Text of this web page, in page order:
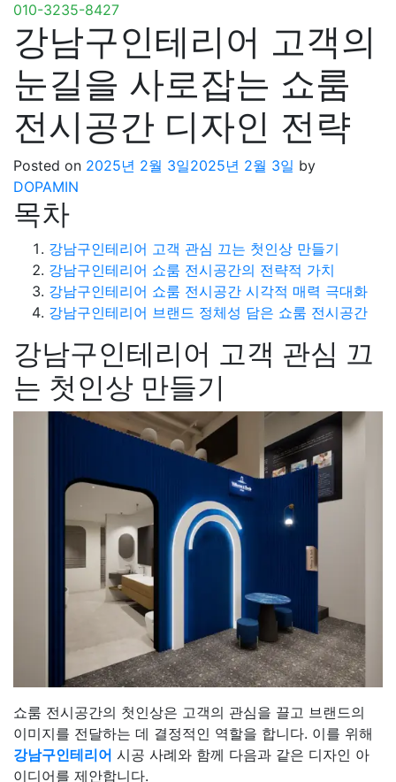
010-3235-8427
강남구인테리어 고객의
눈길을 사로잡는 쇼룸
전시공간 디자인 전략
Posted on 2025년 2월 3일2025년 2월 3일 by
DOPAMIN
목차
강남구인테리어 고객 관심 끄는 첫인상 만들기
강남구인테리어 쇼룸 전시공간의 전략적 가치
강남구인테리어 쇼룸 전시공간 시각적 매력 극대화
강남구인테리어 브랜드 정체성 담은 쇼룸 전시공간
강남구인테리어 고객 관심 끄
는 첫인상 만들기
쇼룸 전시공간의 첫인상은 고객의 관심을 끌고 브랜드의
이미지를 전달하는 데 결정적인 역할을 합니다. 이를 위해
강남구인테리어 시공 사례와 함께 다음과 같은 디자인 아
이디어를 제안합니다.